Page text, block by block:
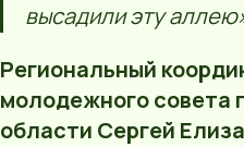
высадили эту
Региональный
молодежного совета
области Сергей